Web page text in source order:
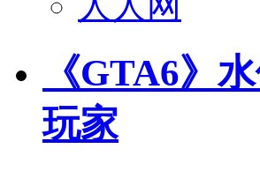
《GTA6》
玩家